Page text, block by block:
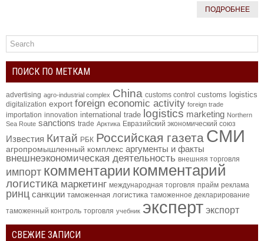
ПОДРОБНЕЕ
ПОИСК ПО МЕТКАМ
advertising agro-industrial complex China customs control customs logistics
digitalization export foreign economic activity foreign trade
importation innovation international trade logistics marketing Northern
Sea Route sanctions trade Арктика Евразийский экономический союз
Известия Китай РБК Российская газета СМИ
агропромышленный комплекс аргументы и факты
внешнеэкономическая деятельность внешняя торговля
импорт комментарии комментарий
логистика маркетинг международная торговля прайм реклама
ринц санкции таможенная логистика таможенное декларирование
таможенный контроль торговля учебник эксперт экспорт
СВЕЖИЕ ЗАПИСИ